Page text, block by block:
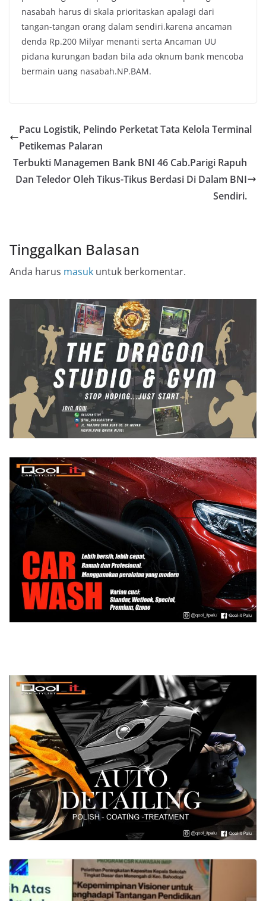
nasabah harus di skala prioritaskan apalagi dari
tangan-tangan orang dalam sendiri.karena ancaman
denda Rp.200 Milyar menanti serta Ancaman UU
pidana kurungan badan bila ada oknum bank mencoba
bermain uang nasabah.NP.BAM.
Pacu Logistik, Pelindo Perketat Tata Kelola Terminal
Petikemas Palaran
Terbukti Managemen Bank BNI 46 Cab.Parigi Rapuh
Dan Teledor Oleh Tikus-Tikus Berdasi Di Dalam BNI
Sendiri.
Tinggalkan Balasan
Anda harus masuk untuk berkomentar.